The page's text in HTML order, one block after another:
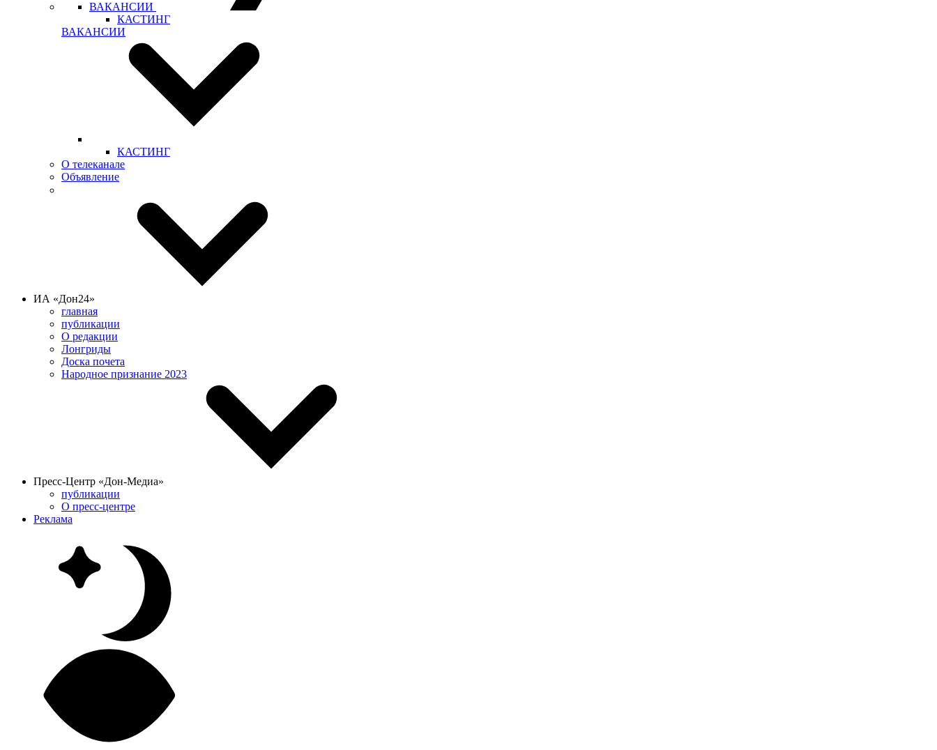
ВАКАНСИИ
КАСТИНГ
ВАКАНСИИ
КАСТИНГ
О телеканале
Объявление
ИА «Дон24»
главная
публикации
О редакции
Лонгриды
Доска почета
Народное признание 2023
Пресс-Центр «Дон-Медиа»
публикации
О пресс-центре
Реклама